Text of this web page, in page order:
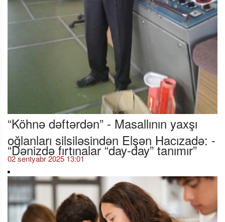
“Köhnə dəftərdən” - Masallının yaxşı
oğlanları silsiləsindən Elşən Hacızadə: -
“Dənizdə fırtınalar “day-day” tanımır”
02 sentyabr 2025 13:01